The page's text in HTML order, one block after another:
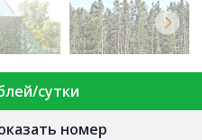
сутки
номер